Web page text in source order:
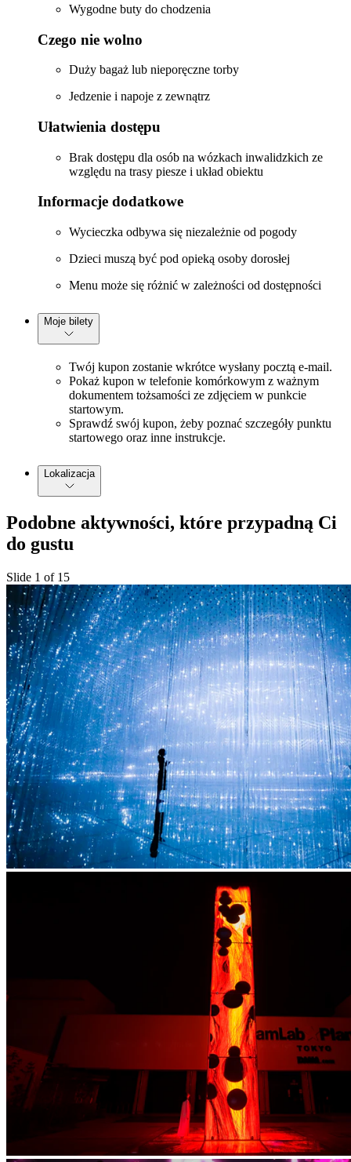
Wygodne buty do chodzenia
Czego nie wolno
Duży bagaż lub nieporęczne torby
Jedzenie i napoje z zewnątrz
Ułatwienia dostępu
Brak dostępu dla osób na wózkach inwalidzkich ze
względu na trasy piesze i układ obiektu
Informacje dodatkowe
Wycieczka odbywa się niezależnie od pogody
Dzieci muszą być pod opieką osoby dorosłej
Menu może się różnić w zależności od dostępności
Moje bilety
Twój kupon zostanie wkrótce wysłany pocztą e-mail.
Pokaż kupon w telefonie komórkowym z ważnym
dokumentem tożsamości ze zdjęciem w punkcie
startowym.
Sprawdź swój kupon, żeby poznać szczegóły punktu
startowego oraz inne instrukcje.
Lokalizacja
Podobne aktywności, które przypadną Ci
do gustu
Slide 1 of 15